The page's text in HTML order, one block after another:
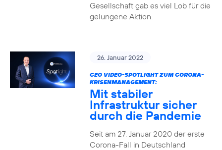
Gesellschaft gab es viel Lob für die
gelungene Aktion.
26. Januar 2022
CEO VIDEO-SPOTLIGHT ZUM CORONA-
KRISENMANAGEMENT:
Mit stabiler
Infrastruktur sicher
durch die Pandemie
Seit am 27. Januar 2020 der erste
Corona-Fall in Deutschland